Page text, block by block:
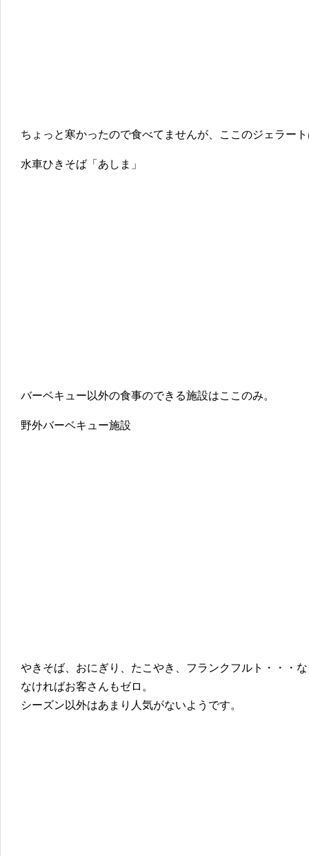
ちょっと寒かったので食べてませんが、ここのジェラー
水車ひきそば「あしま」
バーベキュー以外の食事のできる施設はここのみ。
野外バーベキュー施設
やきそば、おにぎり、たこやき、フランクフルト・・・
なければお客さんもゼロ。
シーズン以外はあまり人気がないようです。